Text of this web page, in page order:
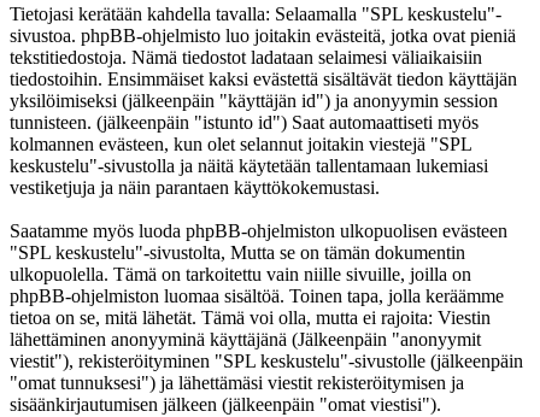
Tietojasi kerätään kahdella tavalla: Selaamalla "SPL keskustelu"-
sivustoa. phpBB-ohjelmisto luo joitakin evästeitä, jotka ovat pieniä
tekstitiedostoja. Nämä tiedostot ladataan selaimesi väliaikaisiin
tiedostoihin. Ensimmäiset kaksi evästettä sisältävät tiedon käyttäjän
yksilöimiseksi (jälkeenpäin "käyttäjän id") ja anonyymin session
tunnisteen. (jälkeenpäin "istunto id") Saat automaattiseti myös
kolmannen evästeen, kun olet selannut joitakin viestejä "SPL
keskustelu"-sivustolla ja näitä käytetään tallentamaan lukemiasi
vestiketjuja ja näin parantaen käyttökokemustasi.
Saatamme myös luoda phpBB-ohjelmiston ulkopuolisen evästeen
"SPL keskustelu"-sivustolta, Mutta se on tämän dokumentin
ulkopuolella. Tämä on tarkoitettu vain niille sivuille, joilla on
phpBB-ohjelmiston luomaa sisältöä. Toinen tapa, jolla keräämme
tietoa on se, mitä lähetät. Tämä voi olla, mutta ei rajoita: Viestin
lähettäminen anonyyminä käyttäjänä (Jälkeenpäin "anonyymit
viestit"), rekisteröityminen "SPL keskustelu"-sivustolle (jälkeenpäin
"omat tunnuksesi") ja lähettämäsi viestit rekisteröitymisen ja
sisäänkirjautumisen jälkeen (jälkeenpäin "omat viestisi").